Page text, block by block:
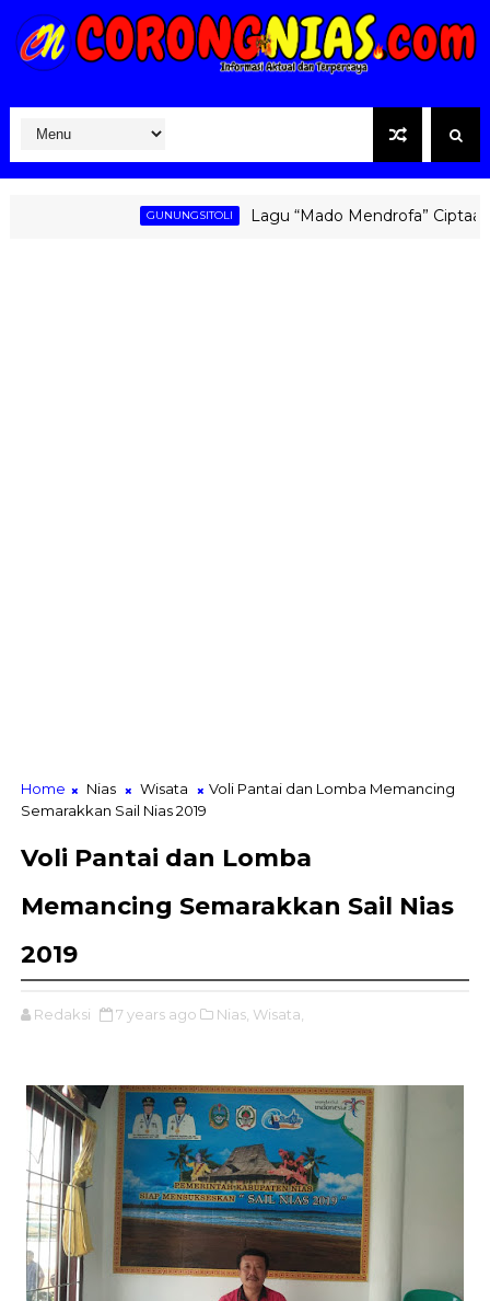
GUNUNGSITOLI Lagu “Mado Mendrofa” Ciptaan
Home Nias Wisata
Voli Pantai dan Lomba Memancing
Semarakkan Sail Nias 2019
Voli Pantai dan Lomba
Memancing Semarakkan Sail Nias
2019
Redaksi 7 years ago Nias, Wisata,